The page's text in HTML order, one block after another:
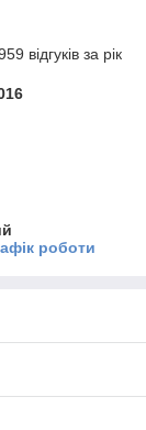
відгуків за рік
роботи